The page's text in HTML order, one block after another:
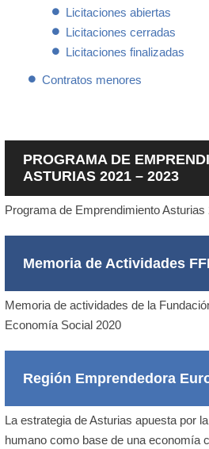
Licitaciones abiertas
Licitaciones cerradas
Licitaciones finalizadas
Contratos menores
PROGRAMA DE
ASTURIAS 2021 – 2023
Programa de Emprendimiento Asturias
Memoria de Actividades
Memoria de actividades de la
Economía Social 2020
Región Emprendedora
La estrategia de Asturias apuesta por
humano como base de una economía